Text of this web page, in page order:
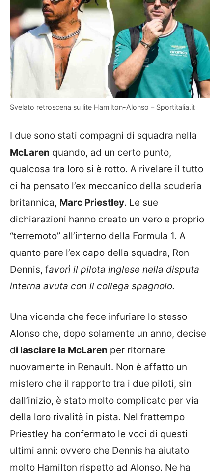
Svelato retroscena su lite Hamilton-Alonso – Sportitalia.it
I due sono stati compagni di squadra nella
McLaren quando, ad un certo punto,
qualcosa tra loro si è rotto. A rivelare il tutto
ci ha pensato l’ex meccanico della scuderia
britannica, Marc Priestley. Le sue
dichiarazioni hanno creato un vero e proprio
“terremoto” all’interno della Formula 1. A
quanto pare l’ex capo della squadra, Ron
Dennis, favorì il pilota inglese nella disputa
interna avuta con il collega spagnolo.
Una vicenda che fece infuriare lo stesso
Alonso che, dopo solamente un anno, decise
di lasciare la McLaren per ritornare
nuovamente in Renault. Non è affatto un
mistero che il rapporto tra i due piloti, sin
dall’inizio, è stato molto complicato per via
della loro rivalità in pista. Nel frattempo
Priestley ha confermato le voci di questi
ultimi anni: ovvero che Dennis ha aiutato
molto Hamilton rispetto ad Alonso. Ne ha